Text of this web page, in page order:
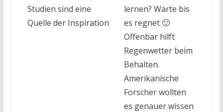
lernen? Warte bis
es regnet 🙂
Offenbar hilft
Regenwetter beim
Behalten.
Amerikanische
Forscher wollten
es genauer wissen